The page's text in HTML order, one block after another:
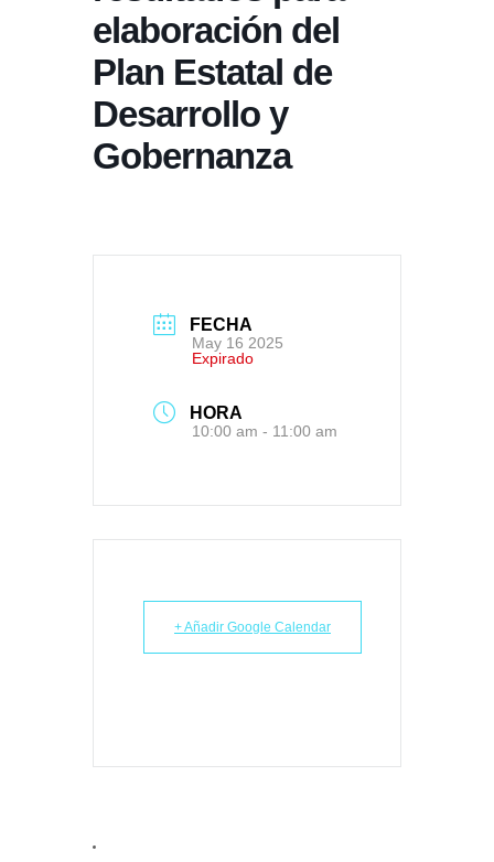
elaboración del
Plan Estatal de
Desarrollo y
Gobernanza
FECHA
May 16 2025
Expirado
HORA
10:00 am - 11:00 am
+ Añadir Google Calendar